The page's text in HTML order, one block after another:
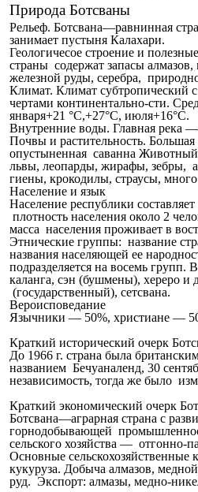
Природа Ботсваны
Рельеф. Ботсвана—равнинная
занимает пустыня Калахари.
Геологичесое строение и
страны содержат запасы алмазов,
железной руды, серебра,
Климат. Климат субтропический
чертами континентально-сти.
января+21 °С,+27°С, июля+16°С.
Внутренние воды. Главная река
Почвы и растительность.
опустыненная саванна
львы, леопарды, жирафы, зебры,
гиены, крокодилы, страусы,
Население и язык
Население республики
плотность населения около 2
масса населения проживает в
Этнические группы: название
названия населяющей ее
подразделяется на восемь
каланга, сэн (бушмены), хереро и
(государственный), сетсвана.
Вероисповедание
Язычники — 50%, христиане —
Краткий исторический очерк
До 1966 г. страна была
названием Бечуаналенд, 30
независимость, тогда же было
Краткий экономический очерк
Ботсвана—аграрная страна с
горнодобывающей
сельского хозяйства — отгонно-
Основные сельскохозяйственные
кукуруза. Добыча алмазов,
руд. Экспорт: алмазы, медно-